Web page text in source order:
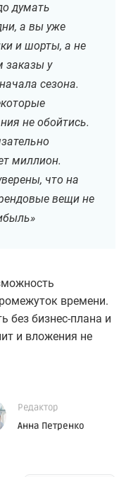
думать
а вы уже
и шорты, а не
заказы у
сезона.
не обойтись.
миллион.
что на
вещи не
времени.
без бизнес-плана и
и вложения не
Редактор
Анна Петренко